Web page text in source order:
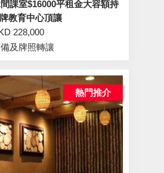
課室$16000平租金大容額持
牌教育中心頂讓
228,000
及牌照轉讓
熱門推介